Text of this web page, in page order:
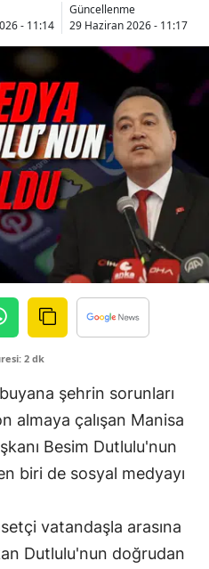
- 11:14
Güncellenme
29 Haziran 2026 - 11:17
2 dk
şehrin sorunları
almaya çalışan Manisa
Besim Dutlulu'nun
biri de sosyal medyayı
vatandaşla arasına
Dutlulu'nun doğrudan